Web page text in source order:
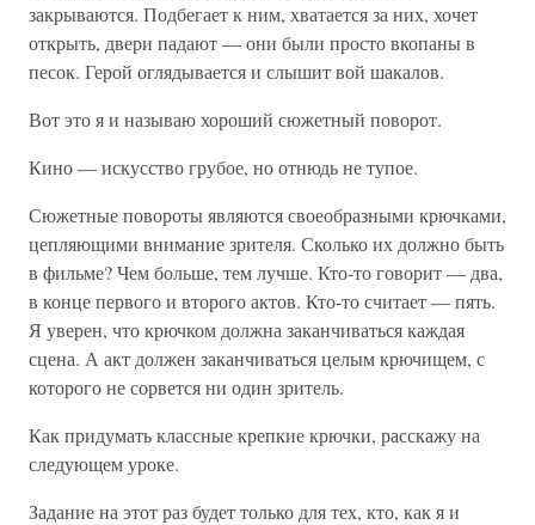
закрываются. Подбегает к ним, хватается за них, хочет
открыть, двери падают — они были просто вкопаны в
песок. Герой оглядывается и слышит вой шакалов.
Вот это я и называю хороший сюжетный поворот.
Кино — искусство грубое, но отнюдь не тупое.
Сюжетные повороты являются своеобразными крючками,
цепляющими внимание зрителя. Сколько их должно быть
в фильме? Чем больше, тем лучше. Кто-то говорит — два,
в конце первого и второго актов. Кто-то считает — пять.
Я уверен, что крючком должна заканчиваться каждая
сцена. А акт должен заканчиваться целым крючищем, с
которого не сорвется ни один зритель.
Как придумать классные крепкие крючки, расскажу на
следующем уроке.
Задание на этот раз будет только для тех, кто, как я и